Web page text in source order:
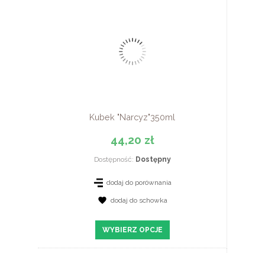
Kubek "Narcyz"350ml
44,20 zł
Dostępność: Dostępny
dodaj do porównania
dodaj do schowka
WYBIERZ OPCJE